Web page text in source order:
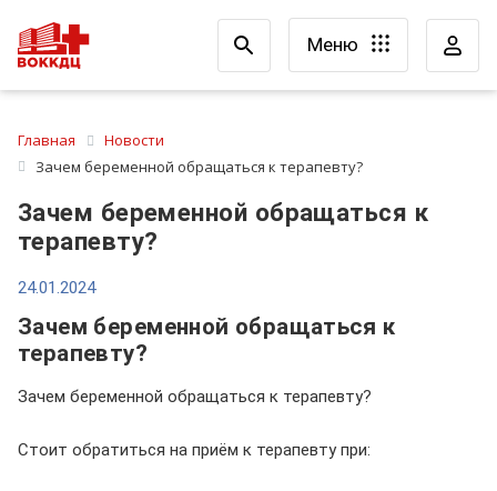
Меню
Главная
Новости
Зачем беременной обращаться к терапевту?
Зачем беременной обращаться к
терапевту?
24.01.2024
Зачем беременной обращаться к
терапевту?
Зачем беременной обращаться к терапевту?
Стоит обратиться на приём к терапевту при: